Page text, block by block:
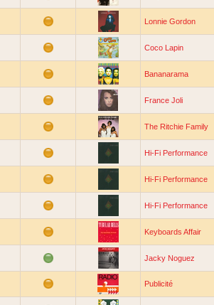
Lonnie Gordon
Coco Lapin
Bananarama
France Joli
The Ritchie Family
Hi-Fi Performance
Hi-Fi Performance
Hi-Fi Performance
Keyboards Affair
Jacky Noguez
Publicité